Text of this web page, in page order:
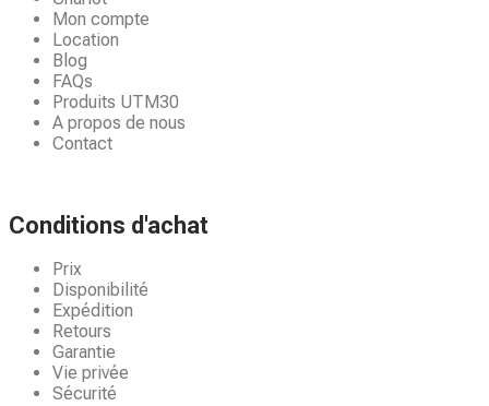
Mon compte
Location
Blog
FAQs
Produits UTM30
A propos de nous
Contact
Conditions d'achat
Prix
Disponibilité
Expédition
Retours
Garantie
Vie privée
Sécurité